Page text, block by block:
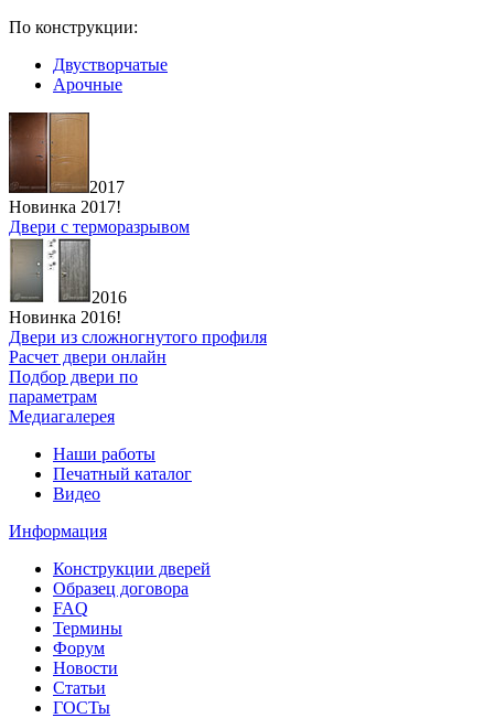
По конструкции:
Двустворчатые
Арочные
2017
Новинка 2017!
Двери с терморазрывом
2016
Новинка 2016!
Двери из сложногнутого профиля
Расчет двери онлайн
Подбор двери по
параметрам
Медиагалерея
Наши работы
Печатный каталог
Видео
Информация
Конструкции дверей
Образец договора
FAQ
Термины
Форум
Новости
Статьи
ГОСТы